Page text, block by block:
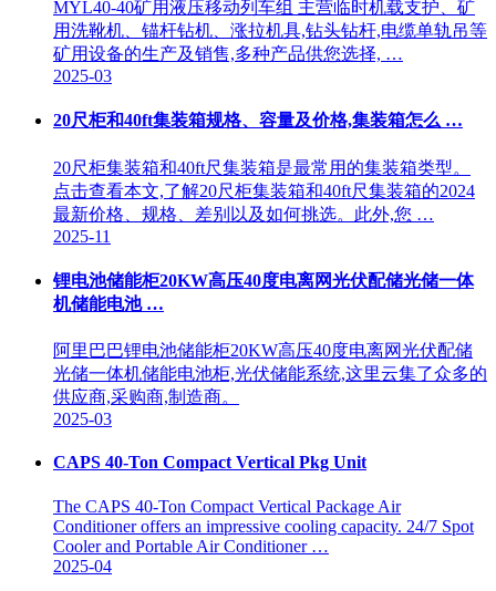
MYL40-40矿用液压移动列车组 主营临时机载支护、矿
用洗靴机、锚杆钻机、涨拉机具,钻头钻杆,电缆单轨吊等
矿用设备的生产及销售,多种产品供您选择, …
2025-03
20尺柜和40ft集装箱规格、容量及价格,集装箱怎么 …
20尺柜集装箱和40ft尺集装箱是最常用的集装箱类型。
点击查看本文,了解20尺柜集装箱和40ft尺集装箱的2024
最新价格、规格、差别以及如何挑选。此外,您 …
2025-11
锂电池储能柜20KW高压40度电离网光伏配储光储一体
机储能电池 …
阿里巴巴锂电池储能柜20KW高压40度电离网光伏配储
光储一体机储能电池柜,光伏储能系统,这里云集了众多的
供应商,采购商,制造商。
2025-03
CAPS 40-Ton Compact Vertical Pkg Unit
The CAPS 40-Ton Compact Vertical Package Air
Conditioner offers an impressive cooling capacity. 24/7 Spot
Cooler and Portable Air Conditioner …
2025-04